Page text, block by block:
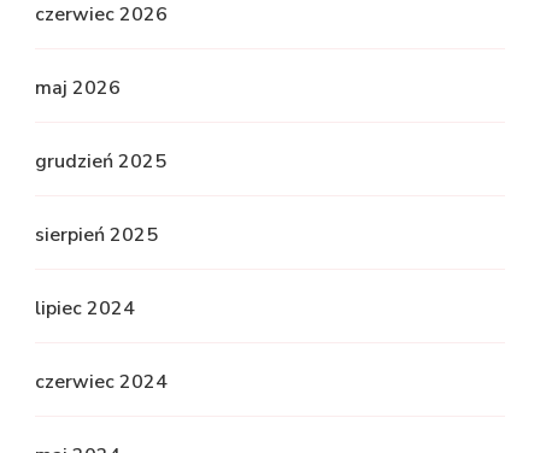
czerwiec 2026
maj 2026
grudzień 2025
sierpień 2025
lipiec 2024
czerwiec 2024